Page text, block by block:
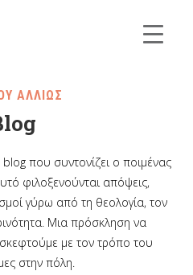
ΑΛΛΙΩΣ
blog που συντονίζει ο ποιμένας
φιλοξενούνται απόψεις,
γύρω από τη θεολογία, τον
Μια πρόσκληση να
με τον τρόπο του
στην πόλη.